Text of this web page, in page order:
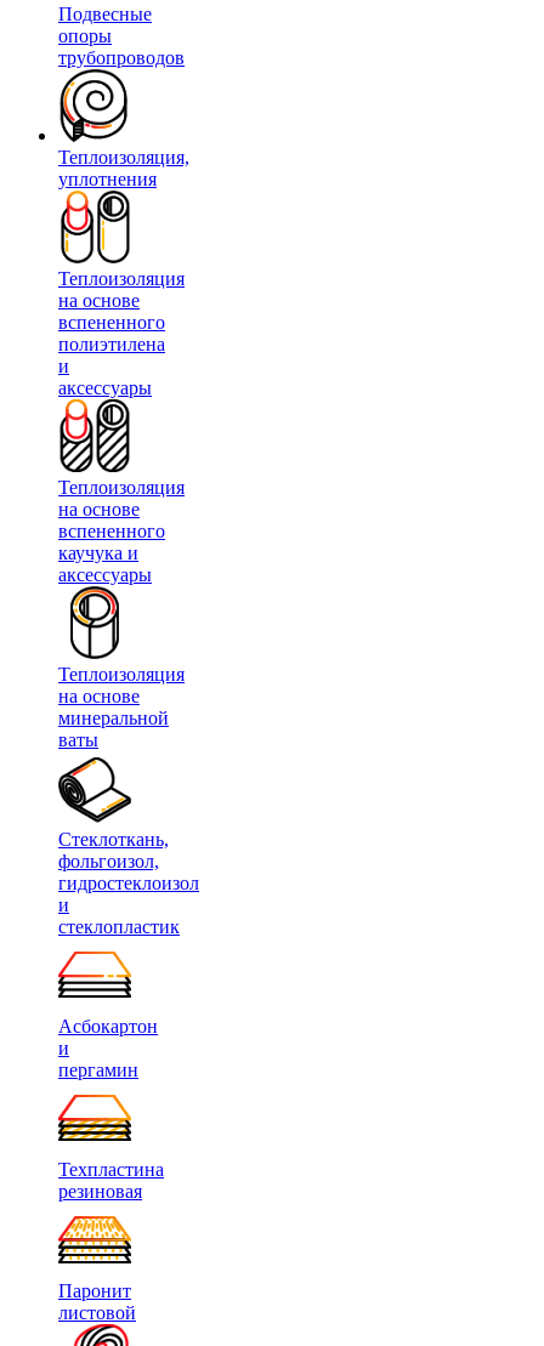
Подвесные
опоры
трубопроводов
Теплоизоляция,
уплотнения
Теплоизоляция
на основе
вспененного
полиэтилена
и
аксессуары
Теплоизоляция
на основе
вспененного
каучука и
аксессуары
Теплоизоляция
на основе
минеральной
ваты
Стеклоткань,
фольгоизол,
гидростеклоизол
и
стеклопластик
Асбокартон
и
пергамин
Техпластина
резиновая
Паронит
листовой